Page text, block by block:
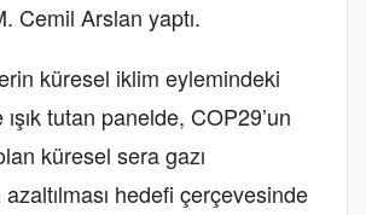
Cemil Arslan yaptı.
küresel iklim eylemindeki
tutan panelde, COP29’un
küresel sera gazı
azaltılması hedefi çerçevesinde